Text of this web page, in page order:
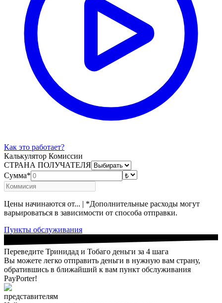
Как это работает?
Калькулятор Комиссии
СТРАНА ПОЛУЧАТЕЛЯ
Сумма*
Цены начинаются от... | *Дополнительные расходы могут
варьироваться в зависимости от способа отправки.
Пункты обслуживания
Переведите Тринидад и Тобаго деньги за 4 шага
Вы можете легко отправить деньги в нужную вам страну,
обратившись в ближайший к вам пункт обслуживания
PayPorter!
представителям